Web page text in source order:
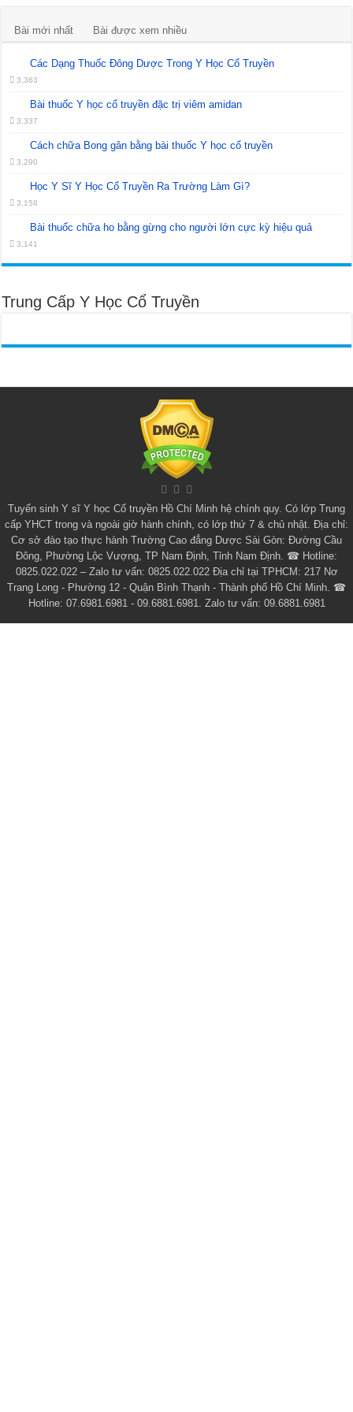
Bài mới nhất Bài được xem nhiều
Các Dạng Thuốc Đông Dược Trong Y Học Cổ Truyền
3,363
Bài thuốc Y học cổ truyền đặc trị viêm amidan
3,337
Cách chữa Bong gân bằng bài thuốc Y học cổ truyền
3,290
Học Y Sĩ Y Học Cổ Truyền Ra Trường Làm Gì?
3,158
Bài thuốc chữa ho bằng gừng cho người lớn cực kỳ hiệu quả
3,141
Trung Cấp Y Học Cổ Truyền
Tuyển sinh Y sĩ Y học Cổ truyền Hồ Chí Minh hệ chính quy. Có lớp Trung
cấp YHCT trong và ngoài giờ hành chính, có lớp thứ 7 & chủ nhật. Địa chỉ:
Cơ sở đào tạo thực hành Trường Cao đẳng Dược Sài Gòn: Đường Cầu
Đông, Phường Lộc Vượng, TP Nam Định, Tỉnh Nam Định. ☎ Hotline:
0825.022.022 – Zalo tư vấn: 0825.022.022 Địa chỉ tại TPHCM: 217 Nơ
Trang Long - Phường 12 - Quận Bình Thạnh - Thành phố Hồ Chí Minh. ☎
Hotline: 07.6981.6981 - 09.6881.6981. Zalo tư vấn: 09.6881.6981